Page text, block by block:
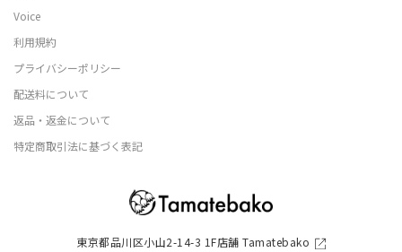
東京都品川区小山2-14-3 1F店舗 Tamatebako
Voice
利用規約
プライバシーポリシー
配送料について
返品・返金について
特定商取引法に基づく表記